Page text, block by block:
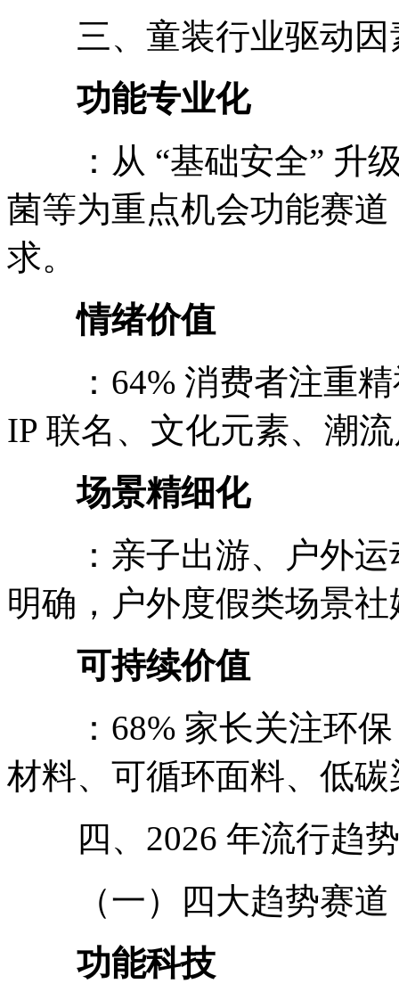
三、童装行业驱动因
功能专业化
：从 “基础安全” 升级
菌等为重点机会功能赛
求。
情绪价值
：64% 消费者注重精
IP 联名、文化元素、潮
场景精细化
：亲子出游、户外运
明确，户外度假类场景
可持续价值
：68% 家长关注环保
材料、可循环面料、低
四、2026 年流行趋
（一）四大趋势赛道
功能科技